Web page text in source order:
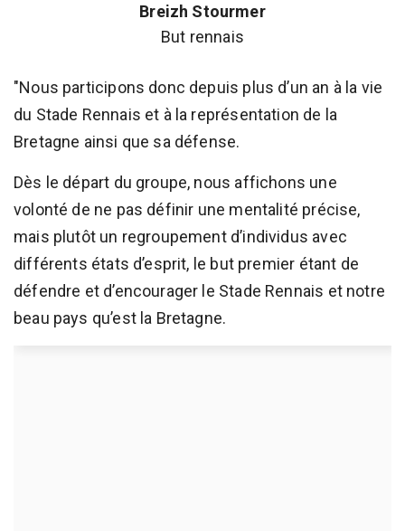
Breizh Stourmer
But rennais
"Nous participons donc depuis plus d’un an à la vie
du Stade Rennais et à la représentation de la
Bretagne ainsi que sa défense.
Dès le départ du groupe, nous affichons une
volonté de ne pas définir une mentalité précise,
mais plutôt un regroupement d’individus avec
différents états d’esprit, le but premier étant de
défendre et d’encourager le Stade Rennais et notre
beau pays qu’est la Bretagne.